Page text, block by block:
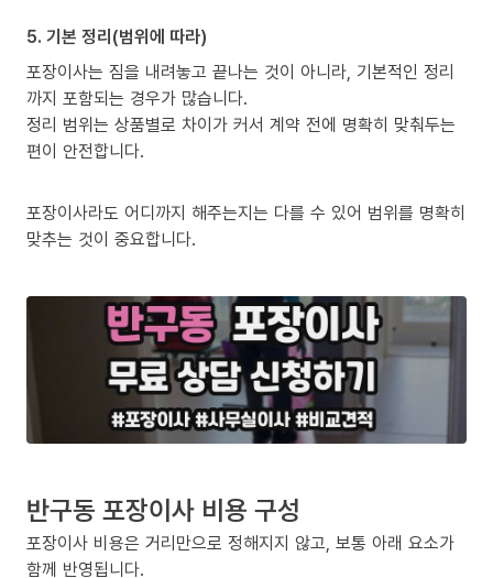
5. 기본 정리(범위에 따라)
포장이사는 짐을 내려놓고 끝나는 것이 아니라, 기본적인 정리
까지 포함되는 경우가 많습니다.
정리 범위는 상품별로 차이가 커서 계약 전에 명확히 맞춰두는
편이 안전합니다.
포장이사라도 어디까지 해주는지는 다를 수 있어 범위를 명확히
맞추는 것이 중요합니다.
반구동 포장이사 비용 구성
포장이사 비용은 거리만으로 정해지지 않고, 보통 아래 요소가
함께 반영됩니다.